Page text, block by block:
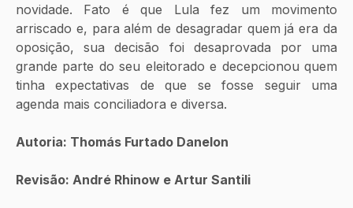
novidade. Fato é que Lula fez um movimento
arriscado e, para além de desagradar quem já era da
oposição, sua decisão foi desaprovada por uma
grande parte do seu eleitorado e decepcionou quem
tinha expectativas de que se fosse seguir uma
agenda mais conciliadora e diversa.
Autoria: Thomás Furtado Danelon
Revisão: André Rhinow e Artur Santili